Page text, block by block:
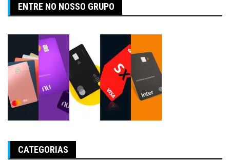
ENTRE NO NOSSO GRUPO
CATEGORIAS